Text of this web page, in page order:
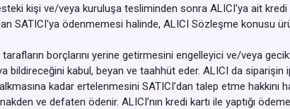
kişi ve/veya kuruluşa tesliminden sonra ALICI'ya ait kredi
SATICI'ya ödenmemesi halinde, ALICI Sözleşme konusu
borçlarını yerine getirmesini engelleyici ve/veya
kabul, beyan ve taahhüt eder. ALICI da
kadar ertelenmesini SATICI’dan talep etme hakkını
ve defaten ödenir. ALICI’nın kredi kartı ile yaptığı